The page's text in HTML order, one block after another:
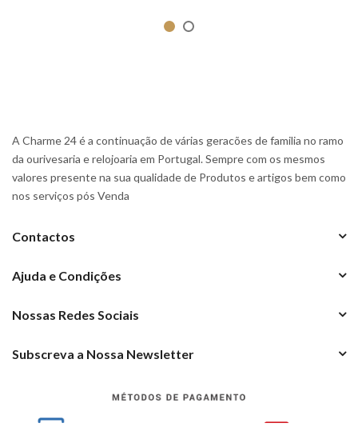
A Charme 24 é a continuação de várias geracões de familia no ramo
da ourivesaria e relojoaria em Portugal. Sempre com os mesmos
valores presente na sua qualidade de Produtos e artigos bem como
nos serviços pós Venda
Contactos
Ajuda e Condições
Nossas Redes Sociais
Subscreva a Nossa Newsletter